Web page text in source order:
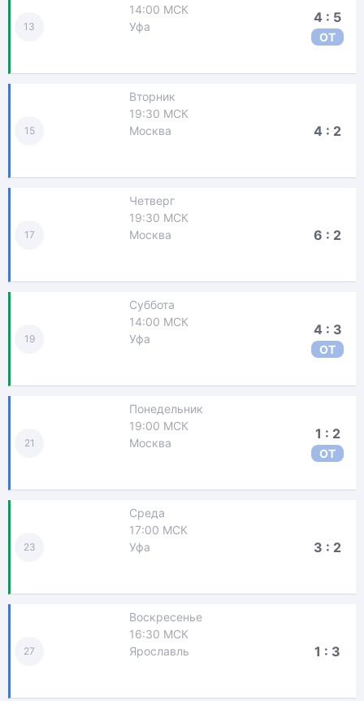
13
14:00 МСК
Уфа
4 : 5
ОТ
15
Вторник
19:30 МСК
Москва
4 : 2
17
Четверг
19:30 МСК
Москва
6 : 2
19
Суббота
14:00 МСК
Уфа
4 : 3
ОТ
21
Понедельник
19:00 МСК
Москва
1 : 2
ОТ
23
Среда
17:00 МСК
Уфа
3 : 2
27
Воскресенье
16:30 МСК
Ярославль
1 : 3